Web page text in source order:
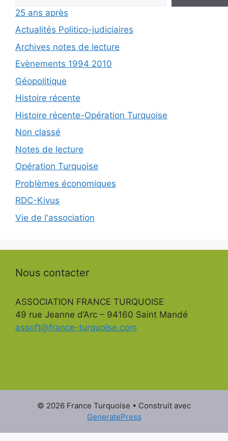
25 ans après
Actualités Politico-judiciaires
Archives notes de lecture
Evènements 1994 2010
Géopolitique
Histoire récente
Histoire récente-Opération Turquoise
Non classé
Notes de lecture
Opération Turquoise
Problèmes économiques
RDC-Kivus
Vie de l'association
Nous contacter
ASSOCIATION FRANCE TURQUOISE
49 rue Jeanne d’Arc – 94160 Saint Mandé
assoft@france-turquoise.com
© 2026 France Turquoise • Construit avec
GeneratePress